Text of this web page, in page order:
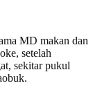
MD makan dan
setelah
sekitar pukul